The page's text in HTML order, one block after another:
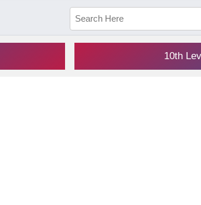
10th